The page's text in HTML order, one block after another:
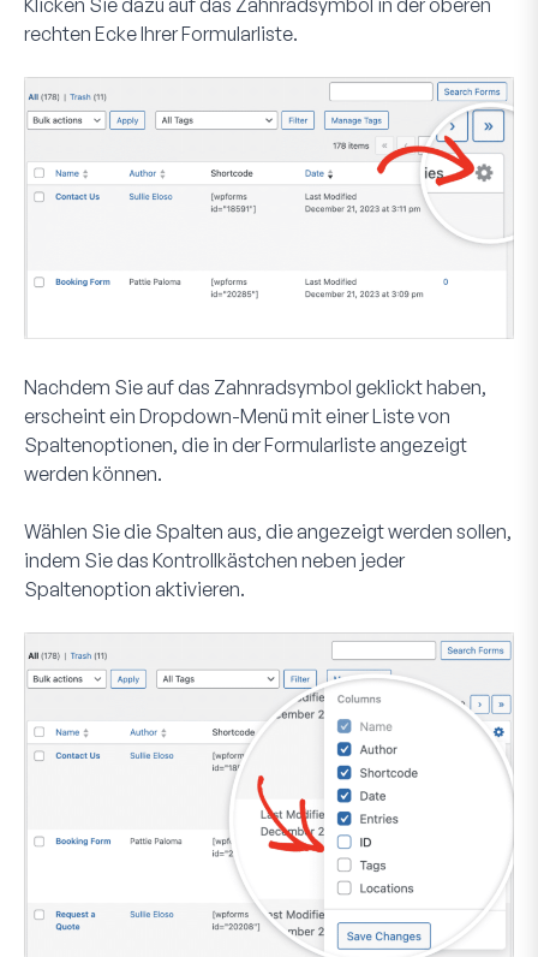
Klicken Sie dazu auf das Zahnradsymbol in der oberen
rechten Ecke Ihrer Formularliste.
Nachdem Sie auf das Zahnradsymbol geklickt haben,
erscheint ein Dropdown-Menü mit einer Liste von
Spaltenoptionen, die in der Formularliste angezeigt
werden können.
Wählen Sie die Spalten aus, die angezeigt werden sollen,
indem Sie das Kontrollkästchen neben jeder
Spaltenoption aktivieren.